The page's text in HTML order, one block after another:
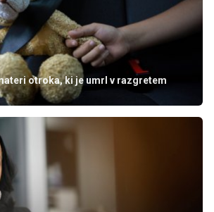
otroka, ki je umrl v razgretem